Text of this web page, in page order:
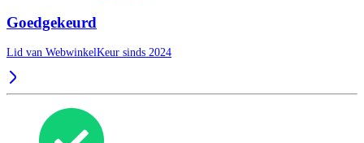
Goedgekeurd
Lid van WebwinkelKeur sinds 2024